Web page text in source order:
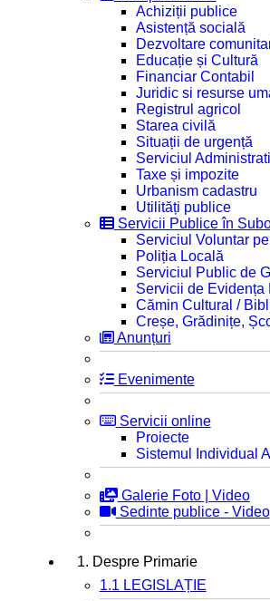
Achiziții publice
Asistență socială
Dezvoltare
Educație și Cultură
Financiar Contabil
Juridic si resurse
Registrul agricol
Starea civilă
Situații de urgență
Serviciul
Taxe și impozite
Urbanism cadastru
Utilități publice
Servicii Publice în
Serviciul Voluntar
Poliția Locală
Serviciul Public de
Servicii de Evidența
Cămin Cultural /
Creșe, Grădinițe,
Anunțuri
Evenimente
Servicii online
Proiecte
Sistemul Individual
Galerie Foto | Video
Sedinte publice - Video
1. Despre Primarie
1.1 LEGISLAȚIE